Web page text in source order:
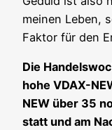
mei­nen Leben,
Fak­tor für den
Die
hohe VDAX-
NEW über 35
statt und am